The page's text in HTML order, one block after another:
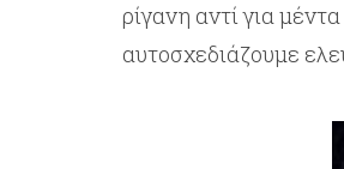
ρίγανη αντί για
αυτοσχεδιάζουμε